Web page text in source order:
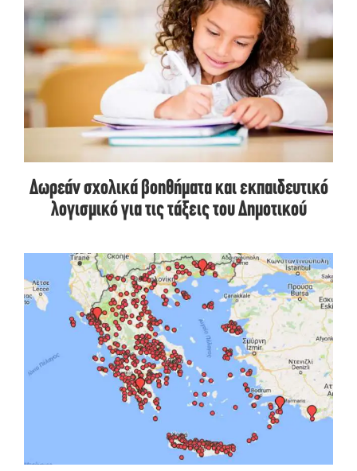
Δωρεάν σχολικά βοηθήματα και εκπαιδευτικό
λογισμικό για τις τάξεις του Δημοτικού